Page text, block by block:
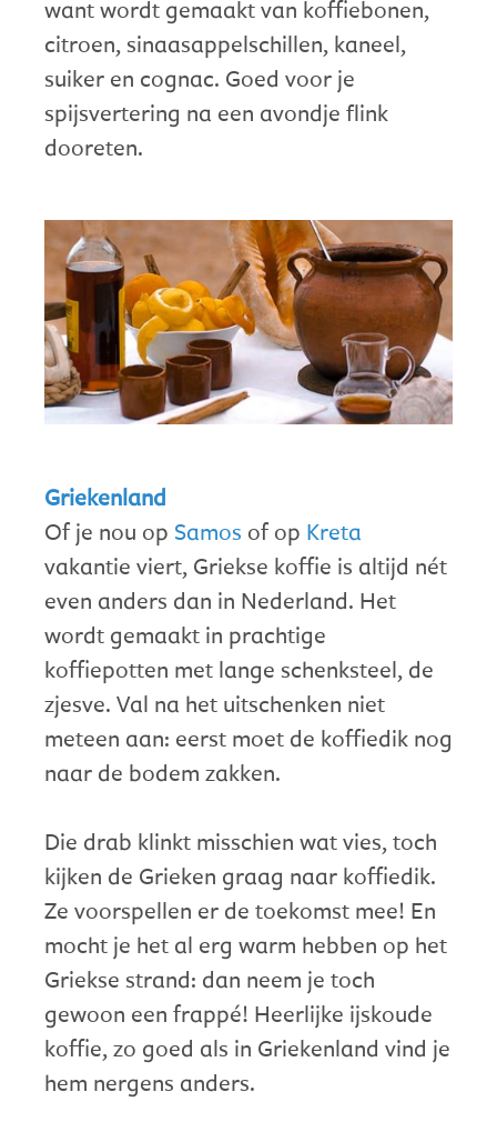
want wordt gemaakt van koffiebonen,
citroen, sinaasappelschillen, kaneel,
suiker en cognac. Goed voor je
spijsvertering na een avondje flink
dooreten.
Griekenland
Of je nou op Samos of op Kreta
vakantie viert, Griekse koffie is altijd nét
even anders dan in Nederland. Het
wordt gemaakt in prachtige
koffiepotten met lange schenksteel, de
zjesve. Val na het uitschenken niet
meteen aan: eerst moet de koffiedik nog
naar de bodem zakken.
Die drab klinkt misschien wat vies, toch
kijken de Grieken graag naar koffiedik.
Ze voorspellen er de toekomst mee! En
mocht je het al erg warm hebben op het
Griekse strand: dan neem je toch
gewoon een frappé! Heerlijke ijskoude
koffie, zo goed als in Griekenland vind je
hem nergens anders.